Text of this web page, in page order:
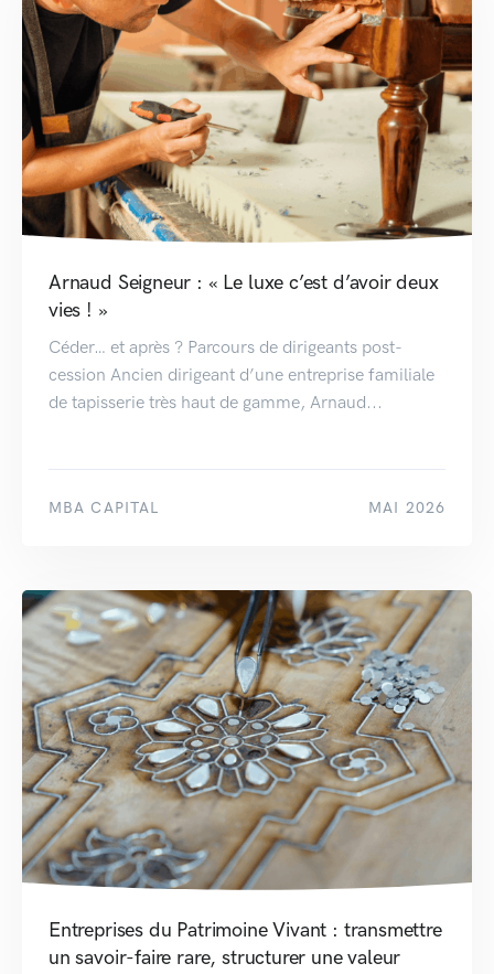
Arnaud Seigneur : « Le luxe c’est d’avoir deux
vies ! »
Céder… et après ? Parcours de dirigeants post-
cession Ancien dirigeant d’une entreprise familiale
de tapisserie très haut de gamme, Arnaud...
MBA CAPITAL MAI 2026
Entreprises du Patrimoine Vivant : transmettre
un savoir-faire rare, structurer une valeur